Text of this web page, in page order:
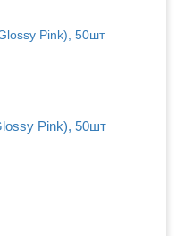
Pink), 50шт